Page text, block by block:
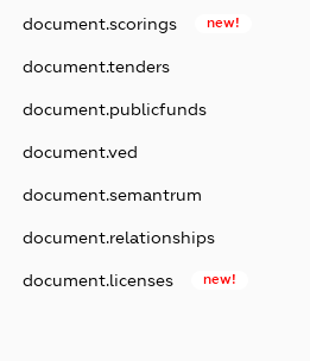
document.scorings new!
document.tenders
document.publicfunds
document.ved
document.semantrum
document.relationships
document.licenses new!